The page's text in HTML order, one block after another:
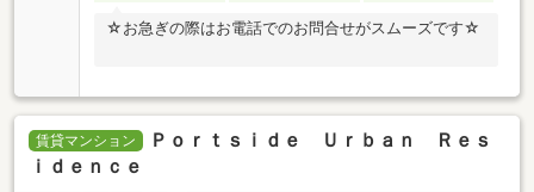
☆お急ぎの際はお電話でのお問合せがスムーズです☆
賃貸マンション
Ｐｏｒｔｓｉｄｅ Ｕｒｂａｎ Ｒｅｓ
ｉｄｅｎｃｅ